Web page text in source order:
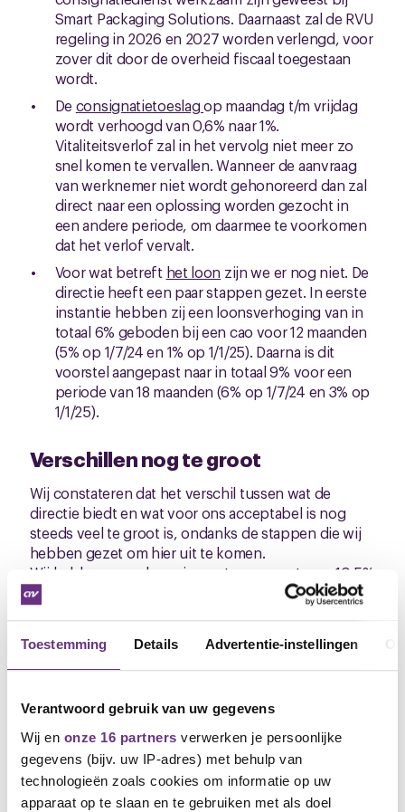
Toestemming Details Advertentie-instellingen
Verantwoord gebruik van uw gegevens
Wij en onze 16 partners verwerken je persoonlijke
gegevens (bijv. uw IP-adres) met behulp van
technologieën zoals cookies om informatie op uw
apparaat op te slaan en te gebruiken met als doel
Smart Packaging Solutions. Daarnaast zal de RVU
regeling in 2026 en 2027 worden verlengd, voor
zover dit door de overheid fiscaal toegestaan
wordt.
De consignatietoeslagop maandag t/m vrijdag
wordt verhoogd van 0,6% naar 1%.
Vitaliteitsverlof zal in het vervolg niet meer zo
snel komen te vervallen. Wanneer de aanvraag
van werknemer niet wordt gehonoreerd dan zal
direct naar een oplossing worden gezocht in
een andere periode, om daarmee te voorkomen
dat het verlof vervalt.
Voor wat betreft het loon zijn we er nog niet. De
directie heeft een paar stappen gezet. In eerste
instantie hebben zij een loonsverhoging van in
totaal 6% geboden bij een cao voor 12 maanden
(5% op 1/7/24 en 1% op 1/1/25). Daarna is dit
voorstel aangepast naar in totaal 9% voor een
periode van 18 maanden (6% op 1/7/24 en 3% op
1/1/25).
Verschillen nog te groot
Wij constateren dat het verschil tussen wat de
directie biedt en wat voor ons acceptabel is nog
steeds veel te groot is, ondanks de stappen die wij
hebben gezet om hier uit te komen.
Wij hebben onze looneis eerst aangepast naar 10,5%
voor 1 jaar (10% op 1/7/24 en 0,5% op 1/1/25) en
daarna naar in totaal 11% voor een periode van 15
Wij hebben ons uiterste best gedaan om met praten
hier uit te komen. Helaas is dat nog niet gelukt. Als
in maart 2024 hebben gehouden, de sfeer en jullie
eisen voor de nieuwe cao dan maken we ons
ernstige zorgen over het vervolgtraject. Dat hebben
we de directie heel duidelijk laten weten. Voor een
onderhandelingsresultaat is veel meer nodig dan wat